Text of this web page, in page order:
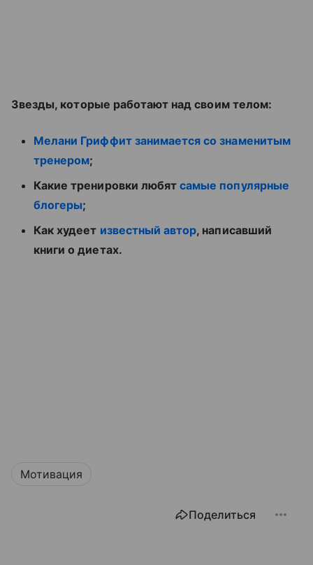
Звезды, которые работают над своим телом:
Мелани Гриффит занимается со знаменитым
тренером;
Какие тренировки любятсамые популярные
блогеры;
Как худеет известный автор, написавший
книги о диетах.
Мотивация
Поделиться